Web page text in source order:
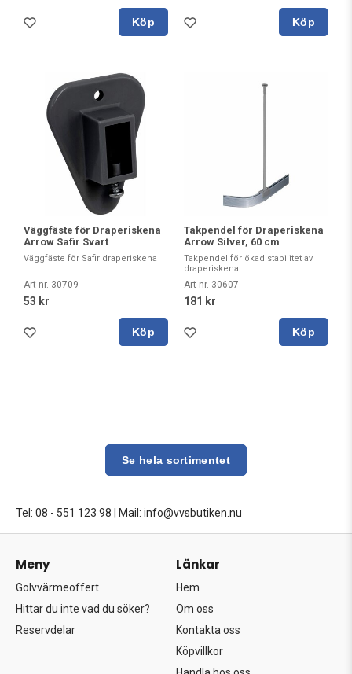
Köp Köp
Väggfäste för Draperiskena
Arrow Safir Svart
Väggfäste för Safir draperiskena
Art nr. 30709
53 kr
Köp
Takpendel för Draperiskena
Arrow Silver, 60 cm
Takpendel för ökad stabilitet av
draperiskena.
Art nr. 30607
181 kr
Köp
Se hela sortimentet
Tel: 08 - 551 123 98 Mail: info@vvsbutiken.nu
Meny
Golvvärmeoffert
Hittar du inte vad du söker?
Reservdelar
Länkar
Hem
Om oss
Kontakta oss
Köpvillkor